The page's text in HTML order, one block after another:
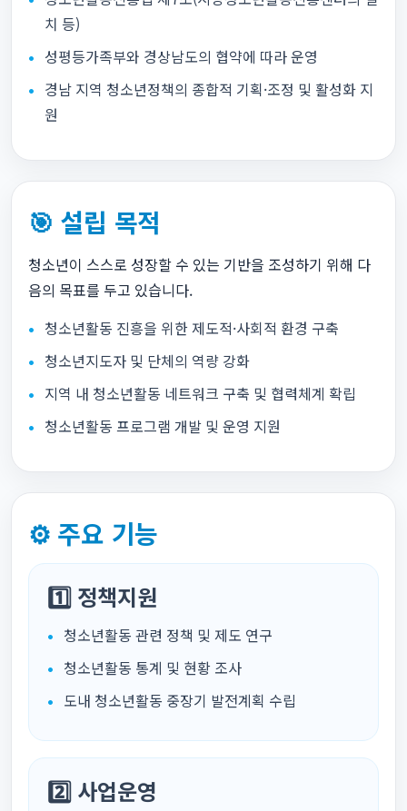
치 등)
성평등가족부와 경상남도의 협약에 따라 운영
경남 지역 청소년정책의 종합적 기획·조정 및 활성화 지
원
🎯 설립 목적
청소년이 스스로 성장할 수 있는 기반을 조성하기 위해 다
음의 목표를 두고 있습니다.
청소년활동 진흥을 위한 제도적·사회적 환경 구축
청소년지도자 및 단체의 역량 강화
지역 내 청소년활동 네트워크 구축 및 협력체계 확립
청소년활동 프로그램 개발 및 운영 지원
⚙️ 주요 기능
1️⃣ 정책지원
청소년활동 관련 정책 및 제도 연구
청소년활동 통계 및 현황 조사
도내 청소년활동 중장기 발전계획 수립
2️⃣ 사업운영